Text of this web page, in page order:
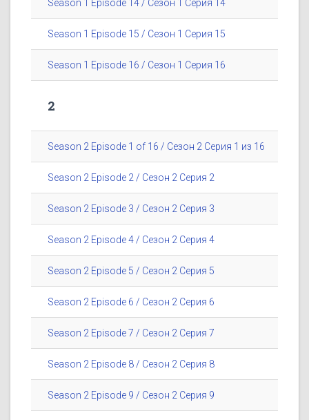
Season 1 Episode 14 / Сезон 1 Серия 14
Season 1 Episode 15 / Сезон 1 Серия 15
Season 1 Episode 16 / Сезон 1 Серия 16
2
Season 2 Episode 1 of 16 / Сезон 2 Серия 1 из 16
Season 2 Episode 2 / Сезон 2 Серия 2
Season 2 Episode 3 / Сезон 2 Серия 3
Season 2 Episode 4 / Сезон 2 Серия 4
Season 2 Episode 5 / Сезон 2 Серия 5
Season 2 Episode 6 / Сезон 2 Серия 6
Season 2 Episode 7 / Сезон 2 Серия 7
Season 2 Episode 8 / Сезон 2 Серия 8
Season 2 Episode 9 / Сезон 2 Серия 9